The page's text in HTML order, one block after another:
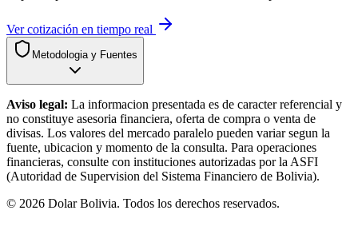
Ver cotización en tiempo real
Metodologia y Fuentes
Aviso legal: La informacion presentada es de caracter referencial y
no constituye asesoria financiera, oferta de compra o venta de
divisas. Los valores del mercado paralelo pueden variar segun la
fuente, ubicacion y momento de la consulta. Para operaciones
financieras, consulte con instituciones autorizadas por la ASFI
(Autoridad de Supervision del Sistema Financiero de Bolivia).
© 2026 Dolar Bolivia. Todos los derechos reservados.